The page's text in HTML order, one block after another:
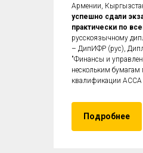
Армении,
успешно сдали
практически по
русскоязычному
– ДипИФР (рус),
"Финансы и
нескольким бумагам
квалификации ACCA
Подробнее